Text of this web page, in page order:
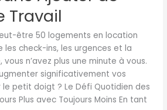
Travail
être 50 logements en location
les check-ins, les urgences et la
n’avez plus une minute à vous.
significativement vos
le petit doigt ? Le Défi Quotidien des
Plus avec Toujours Moins En tant